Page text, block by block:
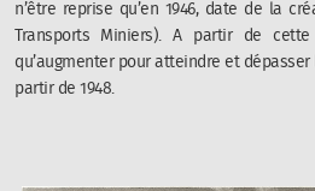
n’être reprise qu’en 1946, date de la
Transports Miniers). A partir de
qu’augmenter pour atteindre et
partir de 1948.